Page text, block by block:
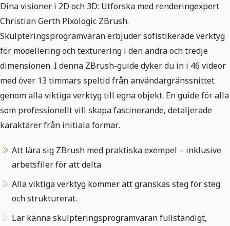
Dina visioner i 2D och 3D: Utforska med renderingexpert
Christian Gerth Pixologic ZBrush.
Skulpteringsprogramvaran erbjuder sofistikerade verktyg
för modellering och texturering i den andra och tredje
dimensionen. I denna ZBrush-guide dyker du in i 46 videor
med över 13 timmars speltid från användargränssnittet
genom alla viktiga verktyg till egna objekt. En guide för alla
som professionellt vill skapa fascinerande, detaljerade
karaktärer från initiala formar.
Att lära sig ZBrush med praktiska exempel – inklusive
arbetsfiler för att delta
Alla viktiga verktyg kommer att granskas steg för steg
och strukturerat.
Lär känna skulpteringsprogramvaran fullständigt,